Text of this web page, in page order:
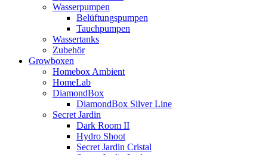
Wasserpumpen
Belüftungspumpen
Tauchpumpen
Wassertanks
Zubehör
Growboxen
Homebox Ambient
HomeLab
DiamondBox
DiamondBox Silver Line
Secret Jardin
Dark Room II
Hydro Shoot
Secret Jardin Cristal